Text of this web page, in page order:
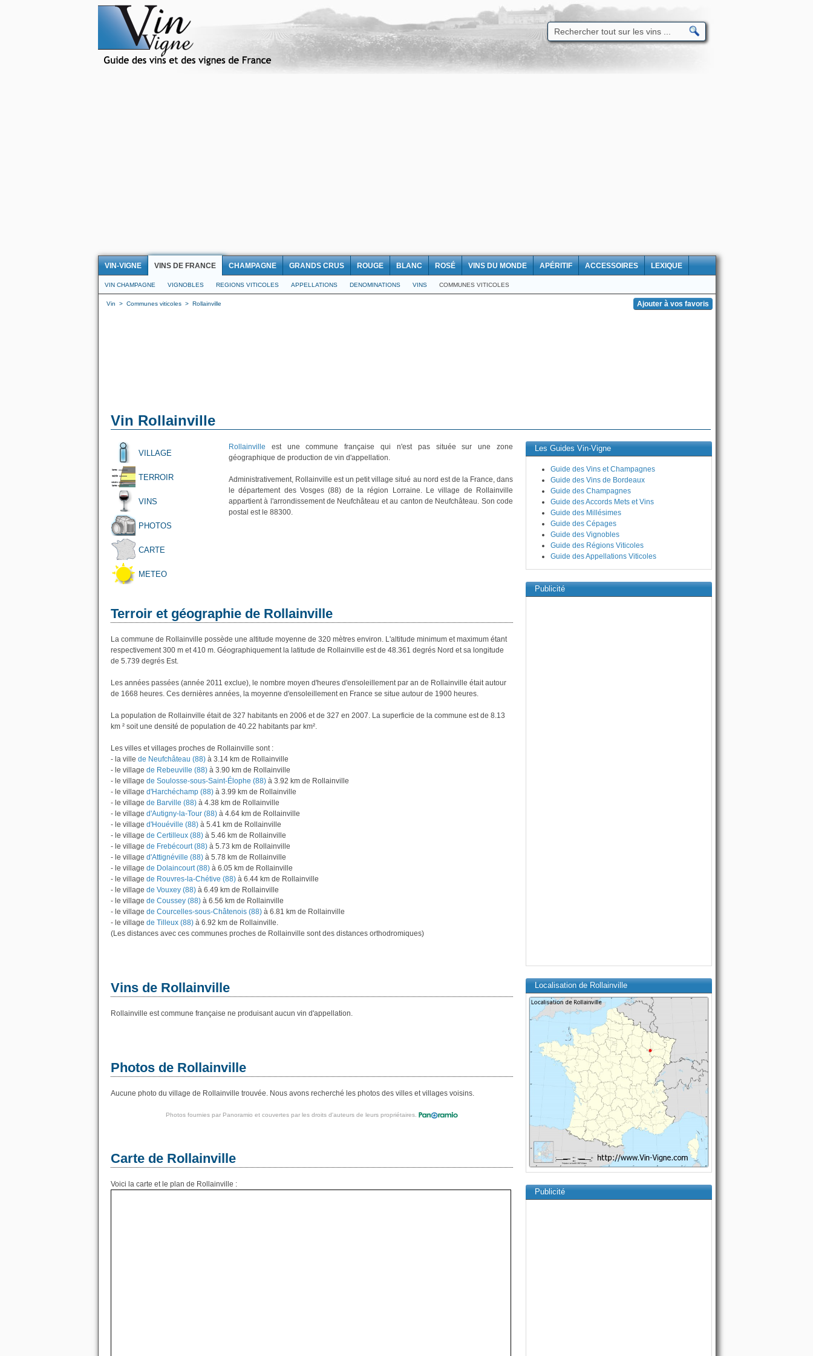
VIN-VIGNE VINS DE FRANCE CHAMPAGNE GRANDS CRUS ROUGE BLANC ROSÉ VINS DU MONDE APÉRITIF ACCESSOIRES LEXIQUE
VIN CHAMPAGNE VIGNOBLES REGIONS VITICOLES APPELLATIONS DENOMINATIONS VINS COMMUNES VITICOLES
Vin > Communes viticoles > Rollainville
Vin Rollainville
VILLAGE
TERROIR
VINS
PHOTOS
CARTE
METEO
Rollainville est une commune française qui n'est pas située sur une zone
géographique de production de vin d'appellation.
Administrativement, Rollainville est un petit village situé au nord est de la France, dans
le département des Vosges (88) de la région Lorraine. Le village de Rollainville
appartient à l'arrondissement de Neufchâteau et au canton de Neufchâteau. Son code
postal est le 88300.
Terroir et géographie de Rollainville
La commune de Rollainville possède une altitude moyenne de 320 mètres environ. L'altitude minimum et maximum étant
respectivement 300 m et 410 m. Géographiquement la latitude de Rollainville est de 48.361 degrés Nord et sa longitude
de 5.739 degrés Est.
Les années passées (année 2011 exclue), le nombre moyen d'heures d'ensoleillement par an de Rollainville était autour
de 1668 heures. Ces dernières années, la moyenne d'ensoleillement en France se situe autour de 1900 heures.
La population de Rollainville était de 327 habitants en 2006 et de 327 en 2007. La superficie de la commune est de 8.13
km ² soit une densité de population de 40.22 habitants par km².
Les villes et villages proches de Rollainville sont :
- la ville de Neufchâteau (88) à 3.14 km de Rollainville
- le village de Rebeuville (88) à 3.90 km de Rollainville
- le village de Soulosse-sous-Saint-Élophe (88) à 3.92 km de Rollainville
- le village d'Harchéchamp (88) à 3.99 km de Rollainville
- le village de Barville (88) à 4.38 km de Rollainville
- le village d'Autigny-la-Tour (88) à 4.64 km de Rollainville
- le village d'Houéville (88) à 5.41 km de Rollainville
- le village de Certilleux (88) à 5.46 km de Rollainville
- le village de Frebécourt (88) à 5.73 km de Rollainville
- le village d'Attignéville (88) à 5.78 km de Rollainville
- le village de Dolaincourt (88) à 6.05 km de Rollainville
- le village de Rouvres-la-Chétive (88) à 6.44 km de Rollainville
- le village de Vouxey (88) à 6.49 km de Rollainville
- le village de Coussey (88) à 6.56 km de Rollainville
- le village de Courcelles-sous-Châtenois (88) à 6.81 km de Rollainville
- le village de Tilleux (88) à 6.92 km de Rollainville.
(Les distances avec ces communes proches de Rollainville sont des distances orthodromiques)
Vins de Rollainville
Rollainville est commune française ne produisant aucun vin d'appellation.
Photos de Rollainville
Aucune photo du village de Rollainville trouvée. Nous avons recherché les photos des villes et villages voisins.
Photos fournies par Panoramio et couvertes par les droits d'auteurs de leurs propriétaires.
Carte de Rollainville
Voici la carte et le plan de Rollainville :
Les Guides Vin-Vigne
Guide des Vins et Champagnes
Guide des Vins de Bordeaux
Guide des Champagnes
Guide des Accords Mets et Vins
Guide des Millésimes
Guide des Cépages
Guide des Vignobles
Guide des Régions Viticoles
Guide des Appellations Viticoles
Publicité
Localisation de Rollainville
Publicité